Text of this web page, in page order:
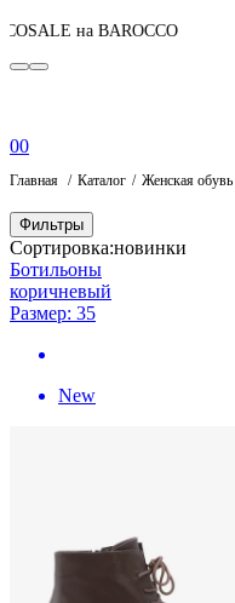
на BAROCCO
00
Главная Каталог Женская обувь
Фильтры
Сортировка:новинки
Ботильоны
коричневый
Размер: 35
New